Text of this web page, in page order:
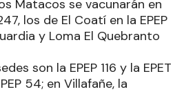
Matacos se vacunarán en
los de El Coatí en la EPEP
y Loma El Quebranto
son la EPEP 116 y la EPET
54; en Villafañe, la